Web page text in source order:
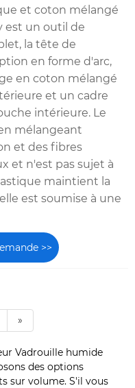
et coton mélangé
est un outil de
la tête de
en forme d'arc,
en coton mélangé
et un cadre
intérieure. Le
mélangeant
et des fibres
et n'est pas sujet à
maintient la
est soumise à une
>>
»
Vadrouille humide
des options
sur volume. S'il vous